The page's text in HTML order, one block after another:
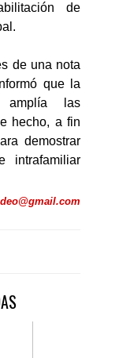
de
de una nota
que la
amplía las
hecho, a fin
demostrar
intrafamiliar